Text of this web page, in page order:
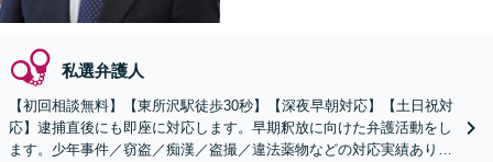
私選弁護人
【初回相談無料】【東所沢駅徒歩30秒】【深夜早朝対応】【土日祝対
応】逮捕直後にも即座に対応します。早期釈放に向けた弁護活動をし
ます。少年事件／窃盗／痴漢／盗撮／違法薬物などの対応実績あり。